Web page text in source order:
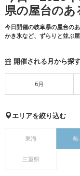
県の屋台のあ
今日開催の岐阜県の屋台の
かき氷など、ずらりと並ぶ
開催される月から探
6月
エリアを絞り込む
東海
三重県